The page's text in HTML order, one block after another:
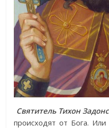
Святитель Тихон
происходят от Бога.